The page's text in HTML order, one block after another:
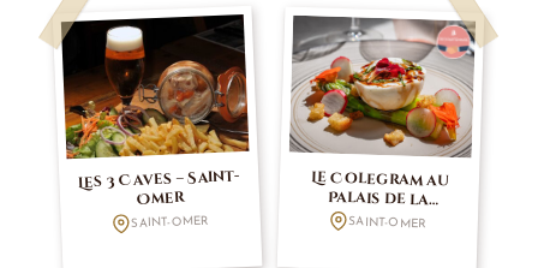
Les 3 Caves – Saint-
Omer
SAINT-OMER
Le Colegram au
Palais de la
Cathédrale – Saint-
SAINT-OMER